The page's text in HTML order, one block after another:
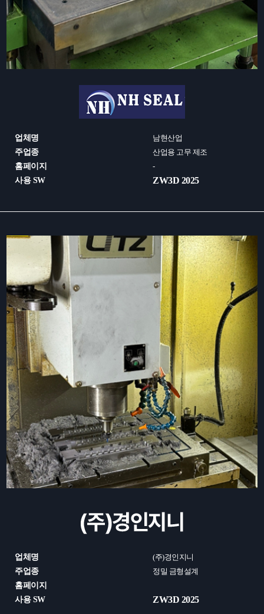
업체명
주업종
홈페이지
사용 SW
남현산업
산업용 고무 제조
-
ZW3D 2025
업체명
주업종
홈페이지
사용 SW
(주)경인지니
정밀 금형설계
ZW3D 2025